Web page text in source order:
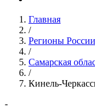
Главная
/
Регионы России
/
Самарская
/
Кинель-
-